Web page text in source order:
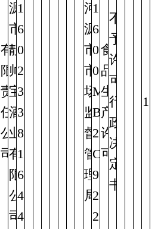
有
限
责
任
公
司
源
市
靓
帅
宝
酒
业
有
限
公
司
1
6
0
2
3
3
8
1
6
4
4
河
源
市
市
场
监
督
管
理
局
1
6
0
0
M
B
2
C
9
2
2
食
品
生
产
许
可
不
予
许
可
行
政
决
定
书
1